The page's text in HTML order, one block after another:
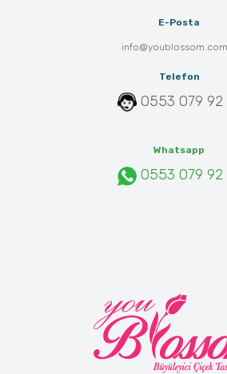
E-Posta
Telefon
0553 079 92
Whatsapp
0553 079 92